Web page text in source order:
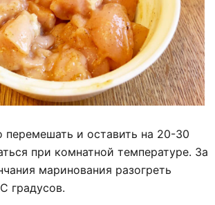
перемешать и оставить на 20-30
при комнатной температуре. За
маринования разогреть
градусов.